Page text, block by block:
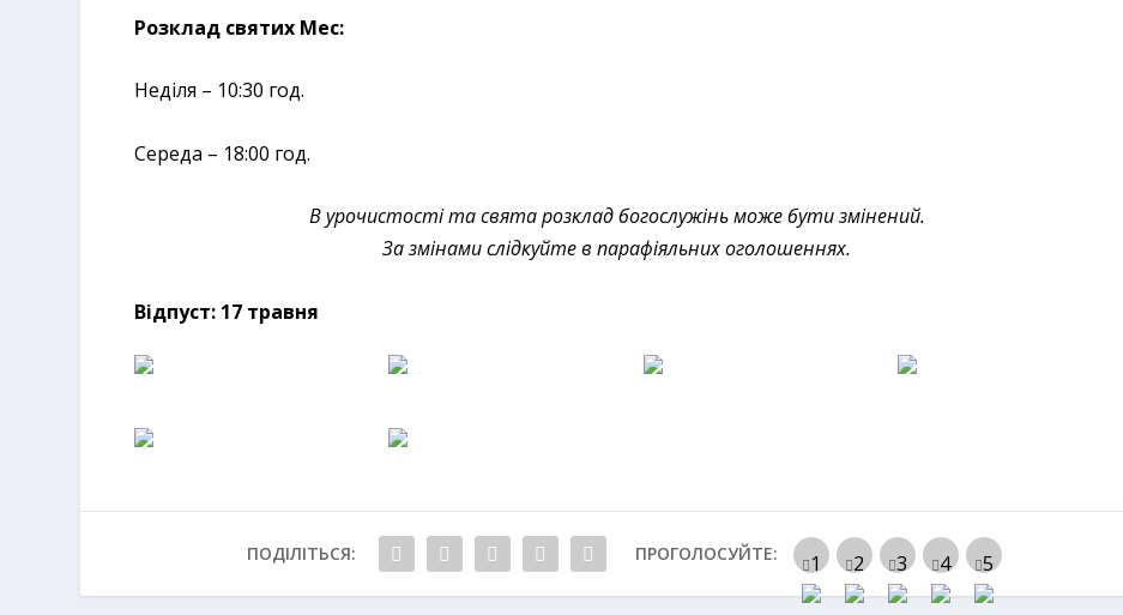
Розклад святих Мес:
Неділя – 10:30 год.
Середа – 18:00 год.
В урочистості та свята розклад богослужінь може бути змінений.
За змінами слідкуйте в парафіяльних оголошеннях.
Відпуст: 17 травня
ПОДІЛІТЬСЯ: ПРОГОЛОСУЙТЕ: